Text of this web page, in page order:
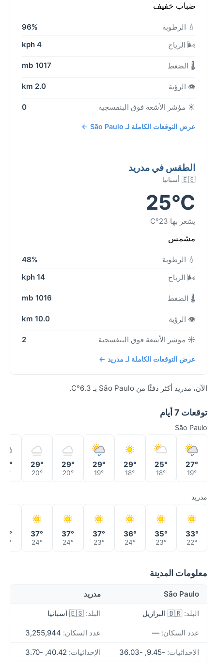
ضباب خفيف
💧 الرطوبة
96%
🌬️ الرياح
4 kph
🌡️ الضغط 1017 mb
👁️ الرؤية 2.0 km
☀️ مؤشر الأشعة فوق البنفسجية 0
عرض التوقعات الكاملة لـ São Paulo ←
الطقس في مدريد
🇪🇸 أسبانيا
25°C
يشعر بها 23°C
مشمس
💧 الرطوبة
48%
🌬️ الرياح
14 kph
🌡️ الضغط 1016 mb
👁️ الرؤية 10.0 km
☀️ مؤشر الأشعة فوق البنفسجية 2
عرض التوقعات الكاملة لـ مدريد ←
الآن، مدريد أكثر دفئًا من São Paulo بـ 6.3°C.
توقعات 7 أيام
São Paulo
27°
19°
25°
18°
29°
18°
29°
19°
29°
20°
29°
20°
21°
مدريد
33°
22°
35°
23°
36°
24°
37°
23°
37°
24°
37°
24°
37°
25°
معلومات المدينة
São Paulo مدريد
البلد: 🇧🇷 البرازيل البلد: 🇪🇸 أسبانيا
عدد السكان: — عدد السكان:
الإحداثيات: -9.45, -36.03 الإحداثيات: